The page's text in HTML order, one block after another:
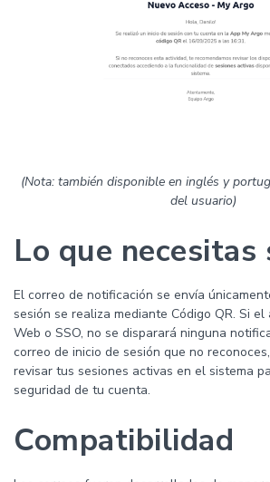
(Nota: también disponible en inglés y
del usuario)
Lo que necesitas
El correo de notificación se envía
sesión se realiza mediante Código QR. Si
Web o SSO, no se disparará ninguna
correo de inicio de sesión que no
revisar tus sesiones activas en el sistema
seguridad de tu cuenta.
Compatibilidad